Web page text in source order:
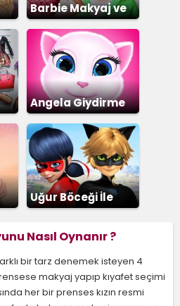
Barbie Makyaj ve
Giydirme
Angela Giydirme
Uğur Böceği İle
Nasıl Oynanır ?
bir tarz denemek isteyen 4
makyaj yapıp kıyafet seçimi
her bir prenses kızın resmi